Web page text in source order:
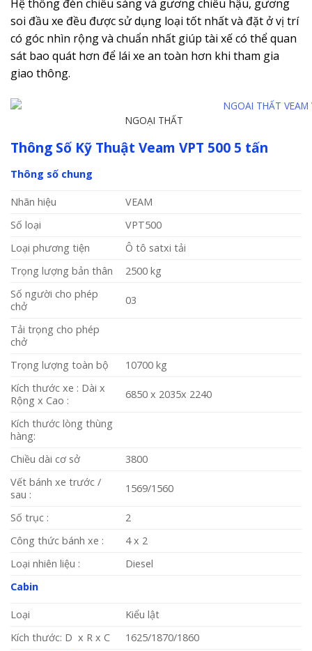
Hệ thống đèn chiếu sáng và gương chiếu hậu, gương
soi đầu xe đều được sử dụng loại tốt nhất và đặt ở vị trí
có góc nhìn rộng và chuẩn nhất giúp tài xế có thể quan
sát bao quát hơn để lái xe an toàn hơn khi tham gia
giao thông.
NGOẠI THẤT
Thông Số Kỹ Thuật Veam VPT 500 5 tấn
Thông số chung
Nhãn hiệu
VEAM
Số loại
VPT500
Loại phương tiện
Ô tô satxi tải
Trọng lượng bản thân
2500 kg
Số người cho phép
chở
03
Tải trọng cho phép
chở
Trọng lượng toàn bộ
10700 kg
Kích thước xe : Dài x
Rộng x Cao :
6850 x 2035x 2240
Kích thước lòng thùng
hàng:
Chiều dài cơ sở
3800
Vết bánh xe trước /
sau :
1569/1560
Số trục :
2
Công thức bánh xe :
4 x 2
Loại nhiên liệu :
Diesel
Cabin
Loại
Kiểu lật
Kích thước: D x R x C
1625/1870/1860